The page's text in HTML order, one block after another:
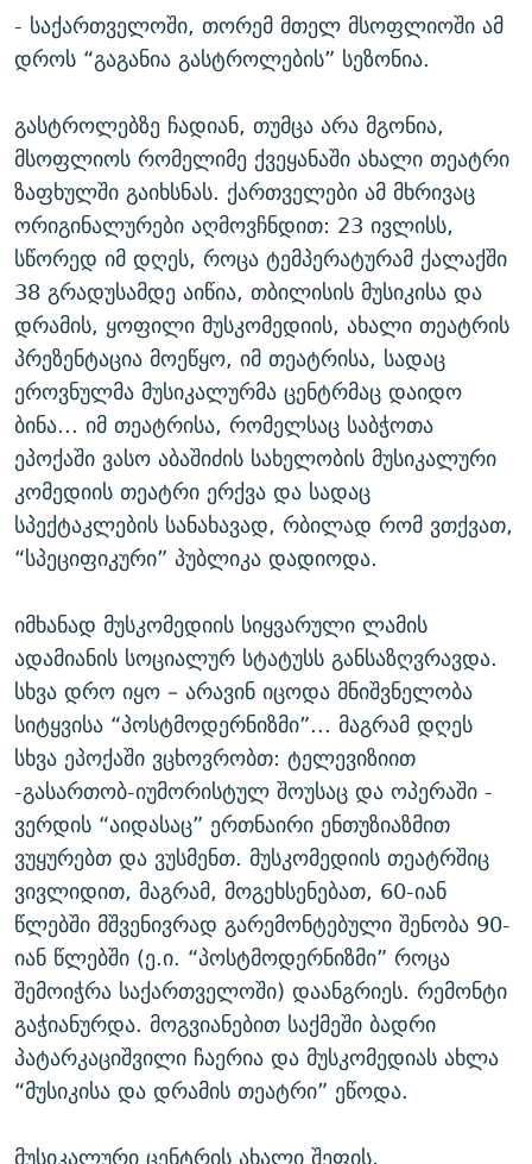
ᲛᲝᲚᲐᲞᲐᲠᲐᲙᲔ ᲢᲔᲥᲡᲢᲔᲑᲘ
ᲨᲘᲜ - ᲣᲪᲮᲝᲔᲗᲨᲘ
ᲚᲘᲢᲔᲠᲐᲢᲣᲠᲣᲚᲘ ᲬᲐᲮᲜᲐᲒᲔᲑᲘ
ᲐᲛᲔᲠᲘᲙᲣᲚᲘ ᲛᲝᲗᲮᲠᲝᲑᲐ
ᲘᲛᲞᲔᲠᲘᲐ ᲓᲐ ᲠᲐᲓᲘᲝ
ᲩᲔᲛᲘ ᲡᲘᲙᲕᲓᲘᲚᲘᲡ ᲛᲘᲖᲔᲖᲘᲐ COVID-19
11 ᲬᲔᲚᲘ - 11 ᲐᲛᲑᲐᲕᲘ
ᲡᲐᲞᲐᲠᲚᲐᲛᲔᲜᲢᲝ ᲐᲠᲩᲔᲕᲜᲔᲑᲘᲡ ᲘᲡᲢᲝᲠᲘᲐ
ᲑᲐᲕᲨᲕᲔᲑᲘ ᲞᲠᲝᲡᲢᲘᲢᲣᲪᲘᲐᲨᲘ - ᲐᲛᲝᲣᲗᲥᲛᲔᲚᲘ ᲐᲛᲑᲐᲕᲘ
5 ᲐᲛᲑᲐᲕᲘ - 20 ᲘᲕᲜᲘᲡᲡ ᲓᲐᲨᲐᲕᲔᲑᲣᲚᲔᲑᲘ
ᲐᲒᲕᲘᲡᲢᲝᲡ ᲝᲛᲘ
ПРИВЕТ ᲙᲣᲚᲢᲣᲠᲐ
ᲒᲐᲛᲝᲘᲬᲔᲠᲔ
რთე/რთ-ის ყველა საიტი
- საქართველოში, თორემ მთელ მსოფლიოში ამ
დროს “გაგანია გასტროლების” სეზონია.
გასტროლებზე ჩადიან, თუმცა არა მგონია,
მსოფლიოს რომელიმე ქვეყანაში ახალი თეატრი
ზაფხულში გაიხსნას. ქართველები ამ მხრივაც
ორიგინალურები აღმოვჩნდით: 23 ივლისს,
სწორედ იმ დღეს, როცა ტემპერატურამ ქალაქში
38 გრადუსამდე აიწია, თბილისის მუსიკისა და
დრამის, ყოფილი მუსკომედიის, ახალი თეატრის
პრეზენტაცია მოეწყო, იმ თეატრისა, სადაც
ეროვნულმა მუსიკალურმა ცენტრმაც დაიდო
ბინა... იმ თეატრისა, რომელსაც საბჭოთა
ეპოქაში ვასო აბაშიძის სახელობის მუსიკალური
კომედიის თეატრი ერქვა და სადაც
სპექტაკლების სანახავად, რბილად რომ ვთქვათ,
“სპეციფიკური” პუბლიკა დადიოდა.
იმხანად მუსკომედიის სიყვარული ლამის
ადამიანის სოციალურ სტატუსს განსაზღვრავდა.
სხვა დრო იყო – არავინ იცოდა მნიშვნელობა
სიტყვისა “პოსტმოდერნიზმი”... მაგრამ დღეს
სხვა ეპოქაში ვცხოვრობთ: ტელევიზიით
-გასართობ-იუმორისტულ შოუსაც და ოპერაში -
ვერდის “აიდასაც” ერთნაირი ენთუზიაზმით
ვუყურებთ და ვუსმენთ. მუსკომედიის თეატრშიც
ვივლიდით, მაგრამ, მოგეხსენებათ, 60-იან
წლებში მშვენივრად გარემონტებული შენობა 90-
იან წლებში (ე.ი. “პოსტმოდერნიზმი” როცა
შემოიჭრა საქართველოში) დაანგრიეს. რემონტი
გაჭიანურდა. მოგვიანებით საქმეში ბადრი
პატარკაციშვილი ჩაერია და მუსკომედიას ახლა
“მუსიკისა და დრამის თეატრი” ეწოდა.